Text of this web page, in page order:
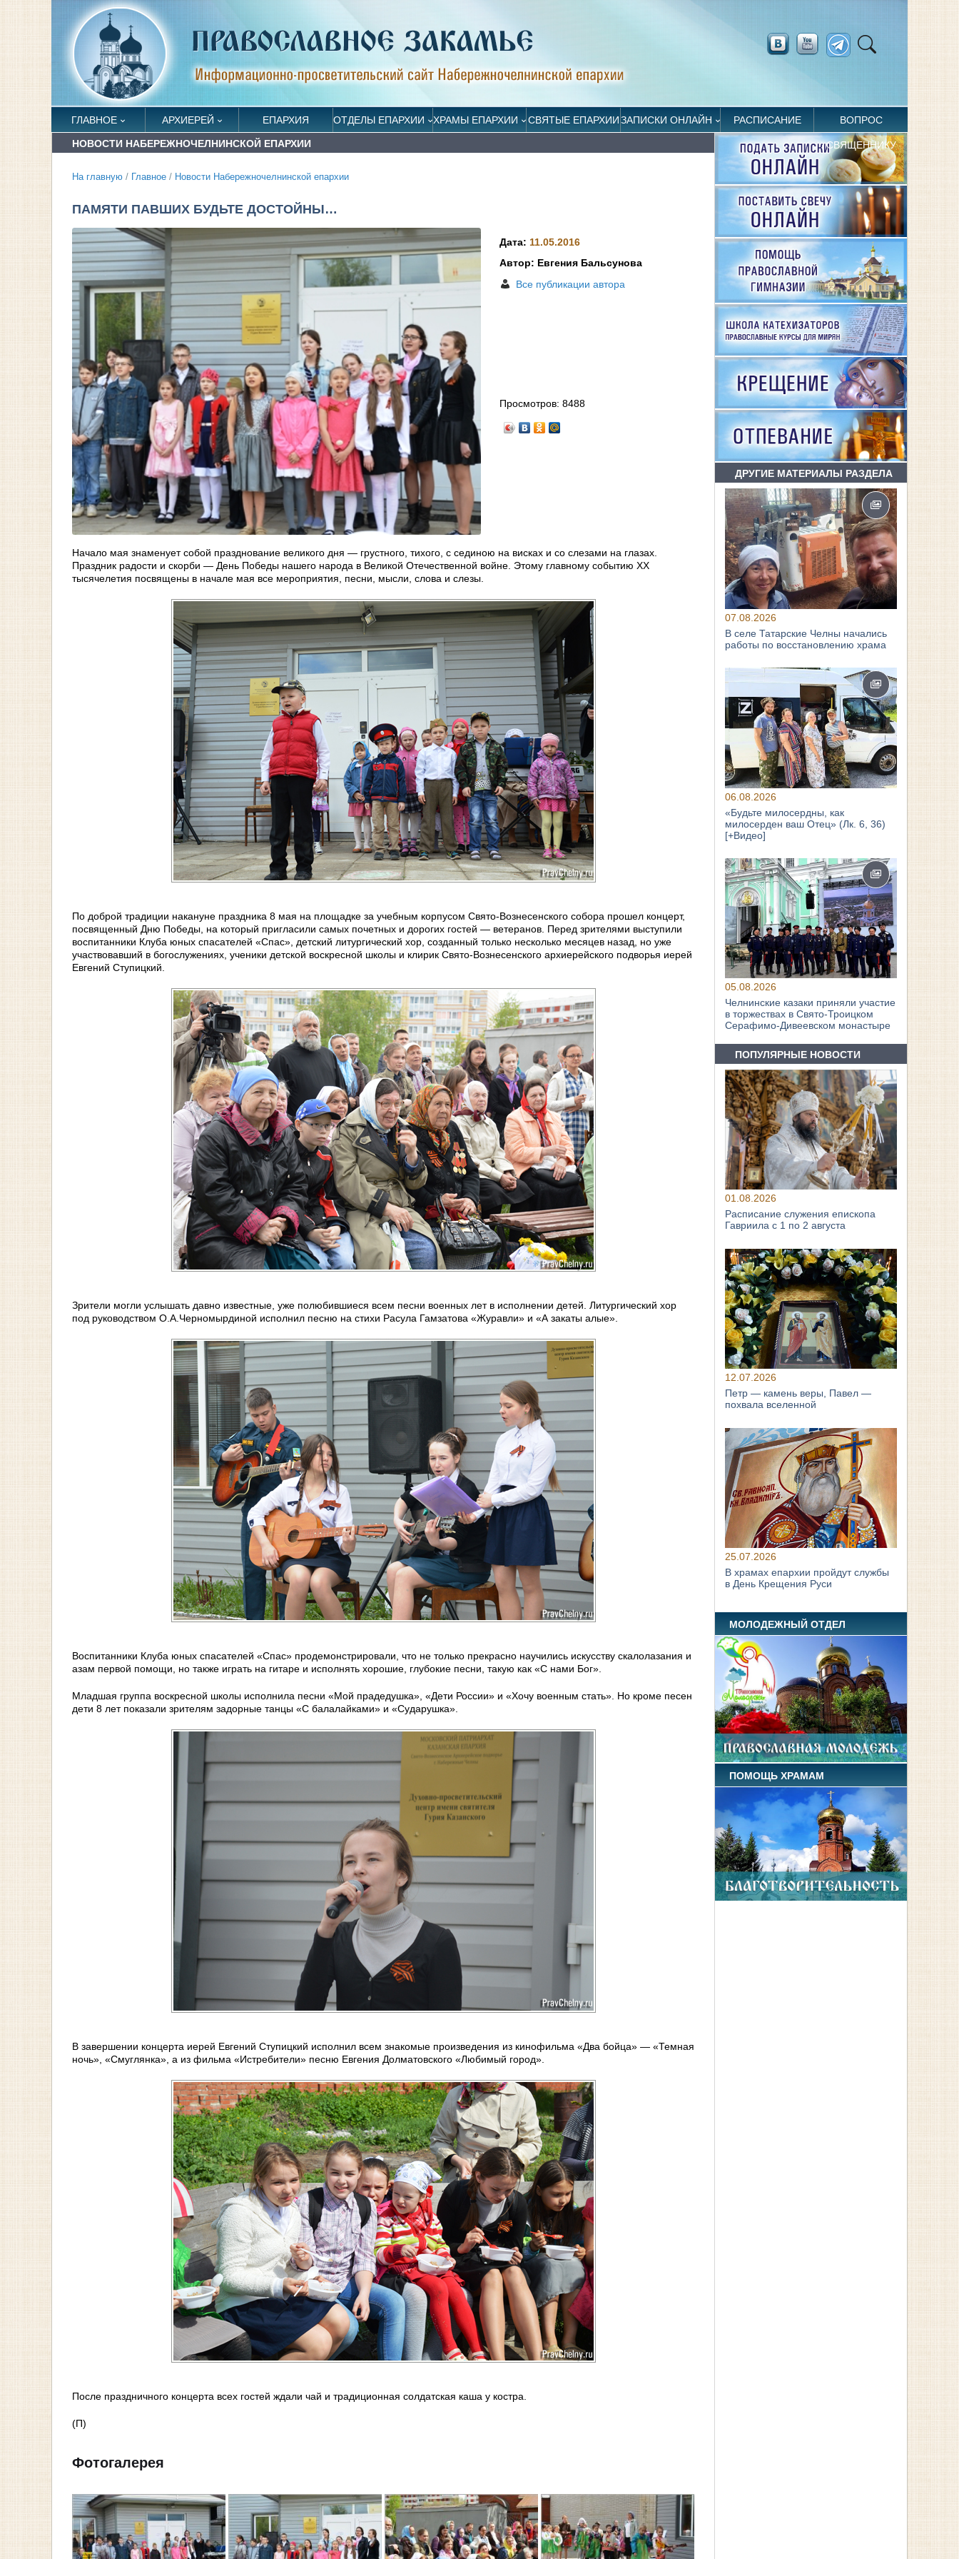
ГЛАВНОЕ АРХИЕРЕЙ ЕПАРХИЯ ОТДЕЛЫ ЕПАРХИИ ХРАМЫ ЕПАРХИИ СВЯТЫЕ ЕПАРХИИЗАПИСКИ ОНЛАЙН РАСПИСАНИЕ ВОПРОС
СВЯЩЕННИКУ
НОВОСТИ НАБЕРЕЖНОЧЕЛНИНСКОЙ ЕПАРХИИ
На главную / Главное / Новости Набережночелнинской епархии
ПАМЯТИ ПАВШИХ БУДЬТЕ ДОСТОЙНЫ…
Дата: 11.05.2016
Автор: Евгения Бальсунова
Все публикации автора
Просмотров:8488
Начало мая знаменует собой празднование великого дня — грустного, тихого, с сединою на висках и со слезами на глазах.
Праздник радости и скорби — День Победы нашего народа в Великой Отечественной войне. Этому главному событию XX
тысячелетия посвящены в начале мая все мероприятия, песни, мысли, слова и слезы.
По доброй традиции накануне праздника 8 мая на площадке за учебным корпусом Свято-Вознесенского собора прошел концерт,
посвященный Дню Победы, на который пригласили самых почетных и дорогих гостей — ветеранов. Перед зрителями выступили
воспитанники Клуба юных спасателей «Спас», детский литургический хор, созданный только несколько месяцев назад, но уже
участвовавший в богослужениях, ученики детской воскресной школы и клирик Свято-Вознесенского архиерейского подворья иерей
Евгений Ступицкий.
Зрители могли услышать давно известные, уже полюбившиеся всем песни военных лет в исполнении детей. Литургический хор
под руководством О.А.Черномырдиной исполнил песню на стихи Расула Гамзатова «Журавли» и «А закаты алые».
Воспитанники Клуба юных спасателей «Спас» продемонстрировали, что не только прекрасно научились искусству скалолазания и
азам первой помощи, но также играть на гитаре и исполнять хорошие, глубокие песни, такую как «С нами Бог».
Младшая группа воскресной школы исполнила песни «Мой прадедушка», «Дети России» и «Хочу военным стать». Но кроме песен
дети 8 лет показали зрителям задорные танцы «С балалайками» и «Сударушка».
В завершении концерта иерей Евгений Ступицкий исполнил всем знакомые произведения из кинофильма «Два бойца» — «Темная
ночь», «Смуглянка», а из фильма «Истребители» песню Евгения Долматовского «Любимый город».
После праздничного концерта всех гостей ждали чай и традиционная солдатская каша у костра.
(П)
Фотогалерея
ДРУГИЕ МАТЕРИАЛЫ РАЗДЕЛА
07.08.2026
В селе Татарские Челны начались
работы по восстановлению храма
06.08.2026
«Будьте милосердны, как
милосерден ваш Отец» (Лк. 6, 36)
[+Видео]
05.08.2026
Челнинские казаки приняли участие
в торжествах в Свято‑Троицком
Серафимо‑Дивеевском монастыре
ПОПУЛЯРНЫЕ НОВОСТИ
01.08.2026
Расписание служения епископа
Гавриила с 1 по 2 августа
12.07.2026
Петр — камень веры, Павел —
похвала вселенной
25.07.2026
В храмах епархии пройдут службы
в День Крещения Руси
МОЛОДЕЖНЫЙ ОТДЕЛ
ПОМОЩЬ ХРАМАМ